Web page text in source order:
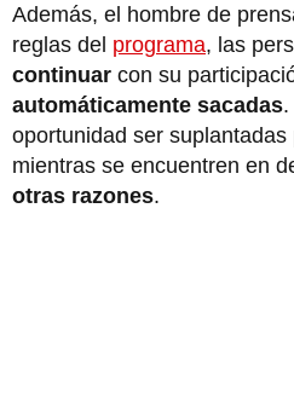
Además, el hombre de
reglas del programa, las
continuar con su
automáticamente sacadas
oportunidad ser
mientras se encuentren en
otras razones.